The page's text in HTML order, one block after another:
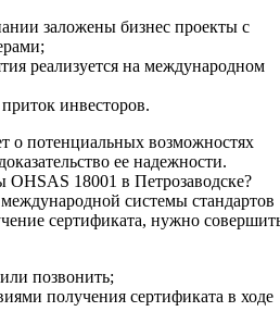
заложены бизнес проекты с
реализуется на международном
инвесторов.
о потенциальных возможностях
ее надежности.
OHSAS 18001 в Петрозаводске?
системы стандартов
сертификата, нужно
позвонить;
получения сертификата в ходе